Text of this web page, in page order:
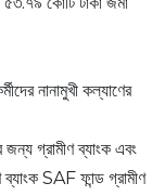
নানামুখী কল্যাণের
গ্রামীণ ব্যাংক এবং
SAF ফান্ড গ্রামীণ